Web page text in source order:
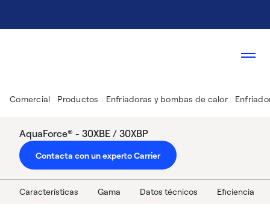
Comercial Productos Enfriadoras y bombas de calor
AquaForce® - 30XBE / 30XBP
Contacta con un experto Carrier
Características Gama Datos técnicos Eficiencia